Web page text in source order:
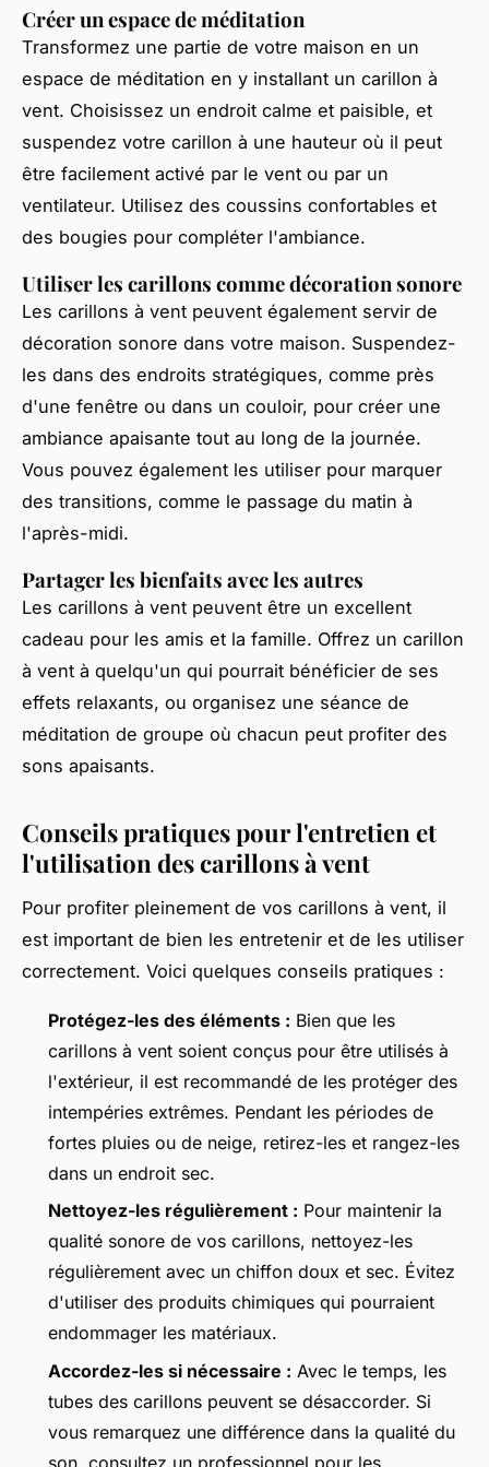
Créer un espace de méditation
Transformez une partie de votre maison en un
espace de méditation en y installant un carillon à
vent. Choisissez un endroit calme et paisible, et
suspendez votre carillon à une hauteur où il peut
être facilement activé par le vent ou par un
ventilateur. Utilisez des coussins confortables et
des bougies pour compléter l'ambiance.
Utiliser les carillons comme décoration sonore
Les carillons à vent peuvent également servir de
décoration sonore dans votre maison. Suspendez-
les dans des endroits stratégiques, comme près
d'une fenêtre ou dans un couloir, pour créer une
ambiance apaisante tout au long de la journée.
Vous pouvez également les utiliser pour marquer
des transitions, comme le passage du matin à
l'après-midi.
Partager les bienfaits avec les autres
Les carillons à vent peuvent être un excellent
cadeau pour les amis et la famille. Offrez un carillon
à vent à quelqu'un qui pourrait bénéficier de ses
effets relaxants, ou organisez une séance de
méditation de groupe où chacun peut profiter des
sons apaisants.
Conseils pratiques pour l'entretien et
l'utilisation des carillons à vent
Pour profiter pleinement de vos carillons à vent, il
est important de bien les entretenir et de les utiliser
correctement. Voici quelques conseils pratiques :
Protégez-les des éléments : Bien que les
carillons à vent soient conçus pour être utilisés à
l'extérieur, il est recommandé de les protéger des
intempéries extrêmes. Pendant les périodes de
fortes pluies ou de neige, retirez-les et rangez-les
dans un endroit sec.
Nettoyez-les régulièrement : Pour maintenir la
qualité sonore de vos carillons, nettoyez-les
régulièrement avec un chiffon doux et sec. Évitez
d'utiliser des produits chimiques qui pourraient
endommager les matériaux.
Accordez-les si nécessaire : Avec le temps, les
tubes des carillons peuvent se désaccorder. Si
vous remarquez une différence dans la qualité du
son, consultez un professionnel pour les